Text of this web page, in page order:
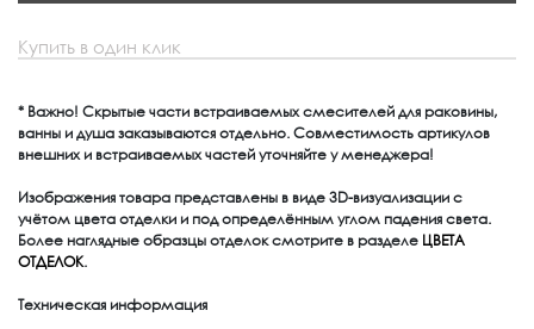
Купить в один клик
* Важно! Скрытые части встраиваемых смесителей для раковины,
ванны и душа заказываются отдельно. Совместимость артикулов
внешних и встраиваемых частей уточняйте у менеджера!
Изображения товара представлены в виде 3D-визуализации с
учётом цвета отделки и под определённым углом падения света.
Более наглядные образцы отделок смотрите в разделе ЦВЕТА
ОТДЕЛОК.
Техническая информация